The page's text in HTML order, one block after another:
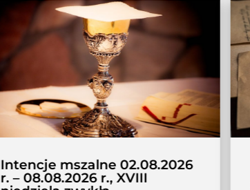
Intencje mszalne 02.08.2026
r. – 08.08.2026 r., XVIII